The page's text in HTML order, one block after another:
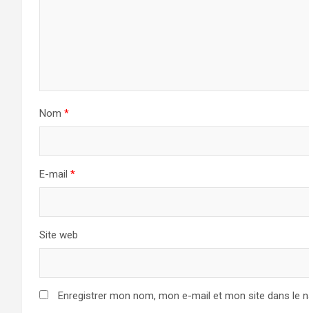
Nom *
E-mail *
Site web
Enregistrer mon nom, mon e-mail et mon site dans le